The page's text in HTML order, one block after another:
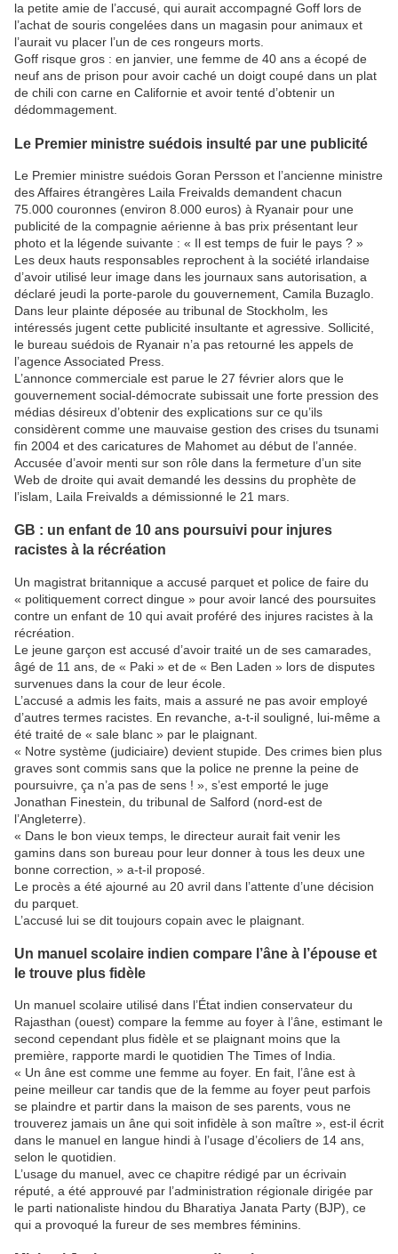
la petite amie de l’accusé, qui aurait accompagné Goff lors de
l’achat de souris congelées dans un magasin pour animaux et
l’aurait vu placer l’un de ces rongeurs morts.
Goff risque gros : en janvier, une femme de 40 ans a écopé de
neuf ans de prison pour avoir caché un doigt coupé dans un plat
de chili con carne en Californie et avoir tenté d’obtenir un
dédommagement.
Le Premier ministre suédois insulté par une publicité
Le Premier ministre suédois Goran Persson et l’ancienne ministre
des Affaires étrangères Laila Freivalds demandent chacun
75.000 couronnes (environ 8.000 euros) à Ryanair pour une
publicité de la compagnie aérienne à bas prix présentant leur
photo et la légende suivante : « Il est temps de fuir le pays ? »
Les deux hauts responsables reprochent à la société irlandaise
d’avoir utilisé leur image dans les journaux sans autorisation, a
déclaré jeudi la porte-parole du gouvernement, Camila Buzaglo.
Dans leur plainte déposée au tribunal de Stockholm, les
intéressés jugent cette publicité insultante et agressive. Sollicité,
le bureau suédois de Ryanair n’a pas retourné les appels de
l’agence Associated Press.
L’annonce commerciale est parue le 27 février alors que le
gouvernement social-démocrate subissait une forte pression des
médias désireux d’obtenir des explications sur ce qu’ils
considèrent comme une mauvaise gestion des crises du tsunami
fin 2004 et des caricatures de Mahomet au début de l’année.
Accusée d’avoir menti sur son rôle dans la fermeture d’un site
Web de droite qui avait demandé les dessins du prophète de
l’islam, Laila Freivalds a démissionné le 21 mars.
GB : un enfant de 10 ans poursuivi pour injures
racistes à la récréation
Un magistrat britannique a accusé parquet et police de faire du
« politiquement correct dingue » pour avoir lancé des poursuites
contre un enfant de 10 qui avait proféré des injures racistes à la
récréation.
Le jeune garçon est accusé d’avoir traité un de ses camarades,
âgé de 11 ans, de « Paki » et de « Ben Laden » lors de disputes
survenues dans la cour de leur école.
L’accusé a admis les faits, mais a assuré ne pas avoir employé
d’autres termes racistes. En revanche, a-t-il souligné, lui-même a
été traité de « sale blanc » par le plaignant.
« Notre système (judiciaire) devient stupide. Des crimes bien plus
graves sont commis sans que la police ne prenne la peine de
poursuivre, ça n’a pas de sens ! », s’est emporté le juge
Jonathan Finestein, du tribunal de Salford (nord-est de
l’Angleterre).
« Dans le bon vieux temps, le directeur aurait fait venir les
gamins dans son bureau pour leur donner à tous les deux une
bonne correction, » a-t-il proposé.
Le procès a été ajourné au 20 avril dans l’attente d’une décision
du parquet.
L’accusé lui se dit toujours copain avec le plaignant.
Un manuel scolaire indien compare l’âne à l’épouse et
le trouve plus fidèle
Un manuel scolaire utilisé dans l’État indien conservateur du
Rajasthan (ouest) compare la femme au foyer à l’âne, estimant le
second cependant plus fidèle et se plaignant moins que la
première, rapporte mardi le quotidien The Times of India.
« Un âne est comme une femme au foyer. En fait, l’âne est à
peine meilleur car tandis que de la femme au foyer peut parfois
se plaindre et partir dans la maison de ses parents, vous ne
trouverez jamais un âne qui soit infidèle à son maître », est-il écrit
dans le manuel en langue hindi à l’usage d’écoliers de 14 ans,
selon le quotidien.
L’usage du manuel, avec ce chapitre rédigé par un écrivain
réputé, a été approuvé par l’administration régionale dirigée par
le parti nationaliste hindou du Bharatiya Janata Party (BJP), ce
qui a provoqué la fureur de ses membres féminins.